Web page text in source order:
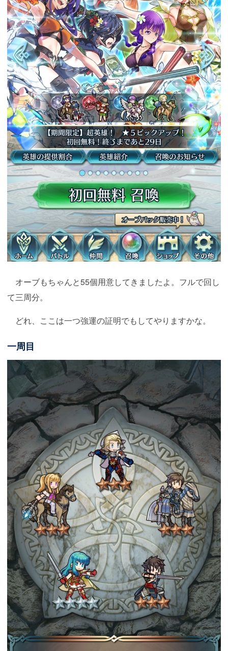
オーブもちゃんと55個用意してきましたよ。フルで回し
て三周分。
どれ、ここは一つ強運の証明でもしてやりますかな。
一周目